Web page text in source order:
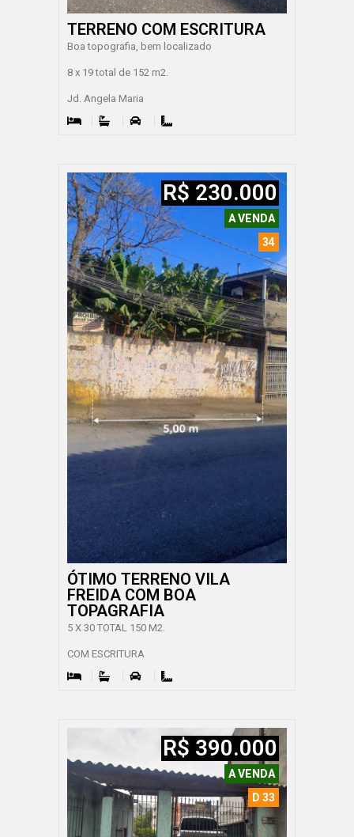
TERRENO COM ESCRITURA
Boa topografia, bem localizado
8 x 19 total de 152 m2.
Jd. Angela Maria
A VENDA
34
R$ 230.000
ÓTIMO TERRENO VILA
FREIDA COM BOA
TOPAGRAFIA
5 X 30 TOTAL 150 M2.
COM ESCRITURA
A VENDA
D 33
R$ 390.000